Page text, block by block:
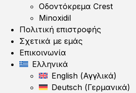
Οδοντόκρεμα Crest
Minoxidil
Πολιτική επιστροφής
Σχετικά με εμάς
Επικοινωνία
Ελληνικά
English (Αγγλικά)
Deutsch (Γερμανικά)